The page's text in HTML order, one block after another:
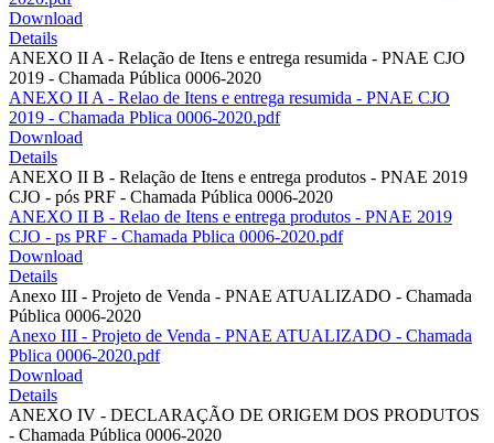
Download
Details
ANEXO II A - Relação de Itens e entrega resumida - PNAE CJO
2019 - Chamada Pública 0006-2020
ANEXO II A - Relao de Itens e entrega resumida - PNAE CJO
2019 - Chamada Pblica 0006-2020.pdf
Download
Details
ANEXO II B - Relação de Itens e entrega produtos - PNAE 2019
CJO - pós PRF - Chamada Pública 0006-2020
ANEXO II B - Relao de Itens e entrega produtos - PNAE 2019
CJO - ps PRF - Chamada Pblica 0006-2020.pdf
Download
Details
Anexo III - Projeto de Venda - PNAE ATUALIZADO - Chamada
Pública 0006-2020
Anexo III - Projeto de Venda - PNAE ATUALIZADO - Chamada
Pblica 0006-2020.pdf
Download
Details
ANEXO IV - DECLARAÇÃO DE ORIGEM DOS PRODUTOS
- Chamada Pública 0006-2020